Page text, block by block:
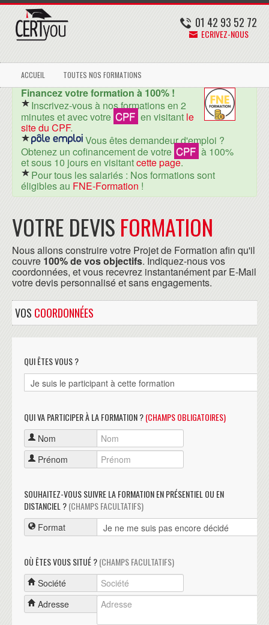
01 42 93 52 72
ECRIVEZ-NOUS
ACCUEIL TOUTES NOS FORMATIONS
Financez votre formation à 100% !
Inscrivez-vous à nos formations en 2
minutes et avec votre CPF en visitant le
site du CPF.
Vous êtes demandeur d'emploi ?
Obtenez un cofinancement de votre CPF à 100%
et sous 10 jours en visitantcette page.
Pour tous les salariés : Nos formations sont
éligibles au FNE-Formation !
VOTRE DEVIS FORMATION
Nous allons construire votre Projet de Formation afin qu'il
couvre 100% de vos objectifs. Indiquez-nous vos
coordonnées, et vous recevrez instantanément par E-Mail
votre devis personnalisé et sans engagements.
VOS COORDONNÉES
QUI ÊTES VOUS ?
QUI VA PARTICIPER À LA FORMATION ?(CHAMPS OBLIGATOIRES)
Nom
Prénom
SOUHAITEZ-VOUS SUIVRE LA FORMATION EN PRÉSENTIEL OU EN
DISTANCIEL ?(CHAMPS FACULTATIFS)
Format
OÙ ÊTES VOUS SITUÉ ?(CHAMPS FACULTATIFS)
Société
Adresse